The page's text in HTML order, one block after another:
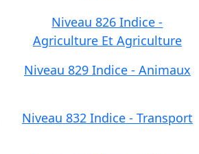
Niveau 826 Indice -
Agriculture Et Agriculture
Niveau 829 Indice - Animaux
Niveau 832 Indice - Transport